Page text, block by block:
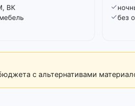
ВК
без
с альтернативами